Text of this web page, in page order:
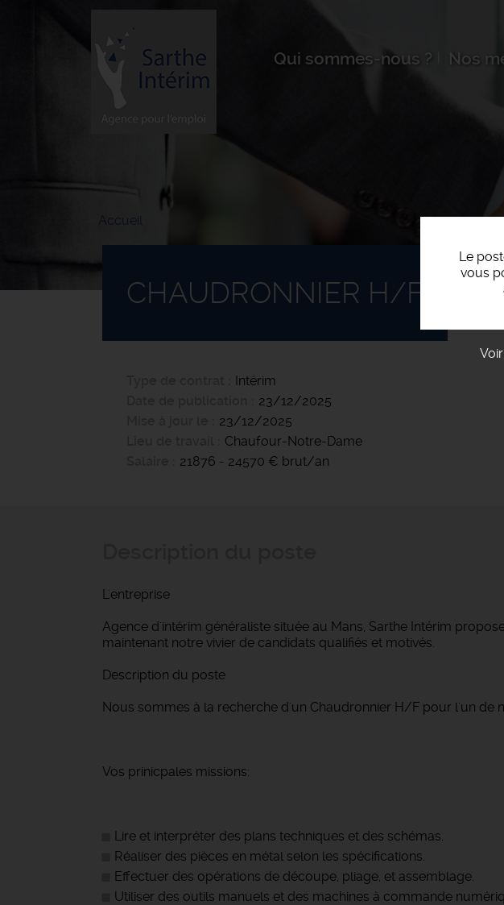
Qui sommes-nous ? Nos
Accueil
Le
vous
CHAUDRONNIER H/F
Intérim
23/12/2025
23/12/2025
Chaufour-Notre-Dame
21876 - 24570 € brut/an
L'entreprise
Agence d'intérim généraliste située au Mans, Sarthe Intérim
maintenant notre vivier de candidats qualifiés et motivés.
Description du poste
Nous sommes à la recherche d'un Chaudronnier H/F pour l'un de
Vos prinicpales missions:
Lire et interpréter des plans techniques et des schémas.
Réaliser des pièces en métal selon les spécifications.
Effectuer des opérations de découpe, pliage, et assemblage.
Utiliser des outils manuels et des machines à commande